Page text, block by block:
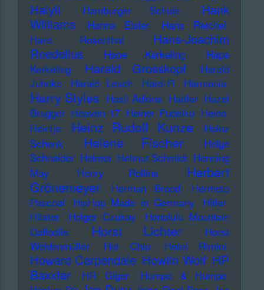
Haiyti Hamburger Schule
Hank
Williams
Hanns Eisler
Hans Reichel
Hans Rosenthal
Hans-Joachim
Roedelius
Haoe Kerkeling
Hape
Kerkeling
Harald Grosskopf
Harald
Juhnke
Harald Lesch Hard-Fi Harmonia
Harry Styles Hasil Adkins Hattler Hazel
Brugger Heaven 17 Heiner Pudelko Heino
Heintje
Heinz Rudolf Kunze
Heinz
Schenk
Helene Fischer
Helge
Schneider Helmet Helmut Schmidt Henning
May
Henry Rollins
Herbert
Grönemeyer
Herman Brood
Hermeto
Pascoal
HipHop Made in Germany
Hitler
Hitster
Holger Czukay
Honolulu Mountain
Daffodils
Horst Lichter
Horst
Weidenmüller
Hot Chip Hotel Rimini
Howard Carpendale Howlin Wolf HP
Baxxter
HR Giger
Humpe & Humpe